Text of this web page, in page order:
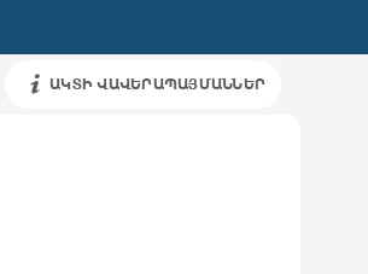
ԱԿՏԻ ՎԱՎԵՐԱՊԱՅՄԱՆՆԵՐ